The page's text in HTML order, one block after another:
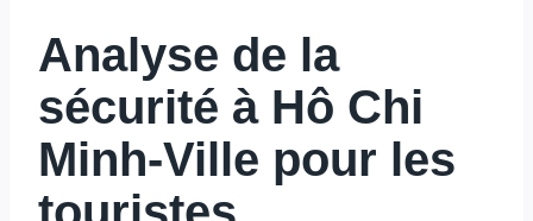
Analyse de la
sécurité à Hô Chi
Minh-Ville pour les